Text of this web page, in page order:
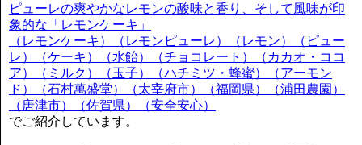
ピューレの爽やかなレモンの酸味と香り、そして風味が印
象的な「レモンケーキ」
（レモンケーキ）（レモンピューレ）（レモン）（ピュー
レ）（ケーキ）（水飴）（チョコレート）（カカオ・ココ
ア）（ミルク）（玉子）（ハチミツ・蜂蜜）（アーモン
ド）（石村萬盛堂）（太宰府市）（福岡県）（浦田農園）
（唐津市）（佐賀県）（安全安心）
でご紹介しています。